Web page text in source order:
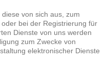
von sich aus, zum
bei der Registrierung für
Dienste von uns werden
zum Zwecke von
elektronischer Dienste